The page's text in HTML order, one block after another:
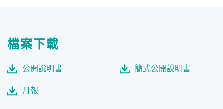
檔案下載
公開說明書 簡式公開說明書
月報